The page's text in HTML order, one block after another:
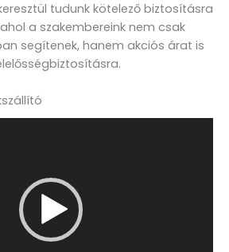
tudunk kötelező biztosításra
a szakembereink nem csak
segítenek, hanem akciós árat is